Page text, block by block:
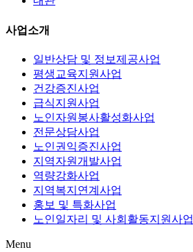
사업소개
일반상담 및 정보제공사업
평생교육지원사업
건강증진사업
급식지원사업
노인자원봉사활성화사업
전문상담사업
노인권익증진사업
지역자원개발사업
역량강화사업
지역복지연계사업
홍보 및 특화사업
노인일자리 및 사회활동지원사업
Menu